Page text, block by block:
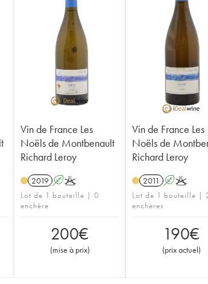
Vin de France Les
Noëls de Montbenault
Richard Leroy
2019 AK
Lot de 1 bouteille | 0
enchère
200€
(mise à prix)
Vin de France Les
Noëls de
Richard Leroy
2011 AK
Lot de 1 bouteille |
enchères
190€
(prix actuel)